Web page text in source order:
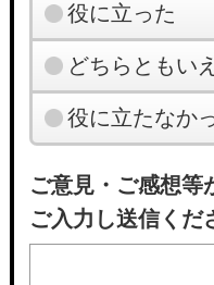
役に立った
どちらともい
役に立たなか
ご意見・ご感想等
ご入力し送信くだ